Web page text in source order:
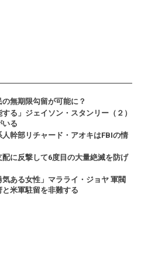
無期限勾留が可能に？
る」ジェイソン・スタンリー（２）
いる
幹部リチャード・アオキはFBIの情
に反撃して6度目の大量絶滅を防げ
気ある女性」マラライ・ジョヤ 軍閥
米軍駐留を非難する